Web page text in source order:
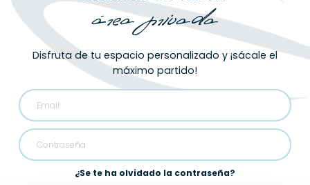
área privada
Disfruta de tu espacio personalizado y ¡sácale el
máximo partido!
¿Se te ha olvidado la contraseña?